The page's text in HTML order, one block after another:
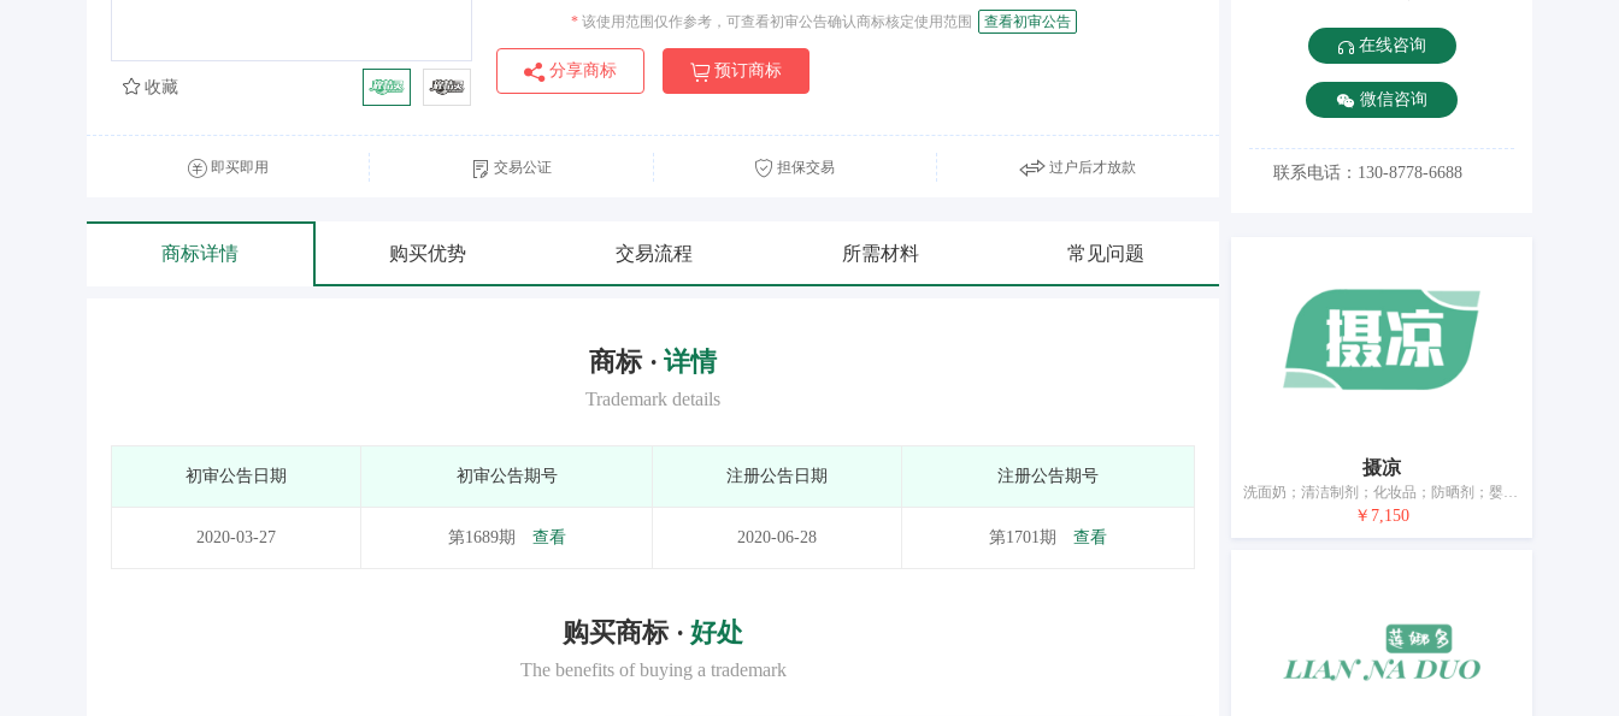
* 该使用范围仅作参考，可查看初审公告确认商标核定使用范围 查看初审公告
分享商标
预订商标
收藏
即买即用 交易公证 担保交易 过户后才放款
商标详情 购买优势 交易流程 所需材料 常见问题
商标 · 详情
Trademark details
初审公告日期 初审公告期号 注册公告日期 注册公告期号
2020-03-27 第1689期 查看 2020-06-28 第1701期 查看
购买商标 · 好处
The benefits of buying a trademark
在线咨询
微信咨询
联系电话：130-8778-6688
摄凉
洗面奶；清洁制剂；化妆品；防晒剂；婴儿爽身粉；卸妆剂；花露水；痱子粉；美容面膜；牙膏
￥7,150